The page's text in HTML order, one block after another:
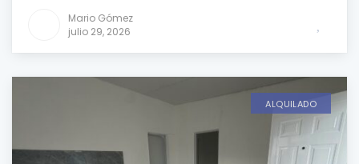
Mario Gómez
julio 29, 2026
ALQUILADO